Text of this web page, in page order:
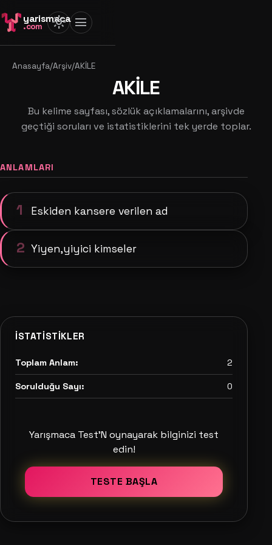
yarismaca
.com light_mode menu
Anasayfa/Arşiv/AKİLE
AKİLE
Bu kelime sayfası, sözlük açıklamalarını, arşivde
geçtiği soruları ve istatistiklerini tek yerde toplar.
ANLAMLARI
1 Eskiden kansere verilen ad
2 Yiyen,yiyici kimseler
İSTATISTIKLER
Toplam Anlam: 2
Sorulduğu Sayı: 0
Yarışmaca Test'N oynayarak bilginizi test
edin!
TESTE BAŞLA